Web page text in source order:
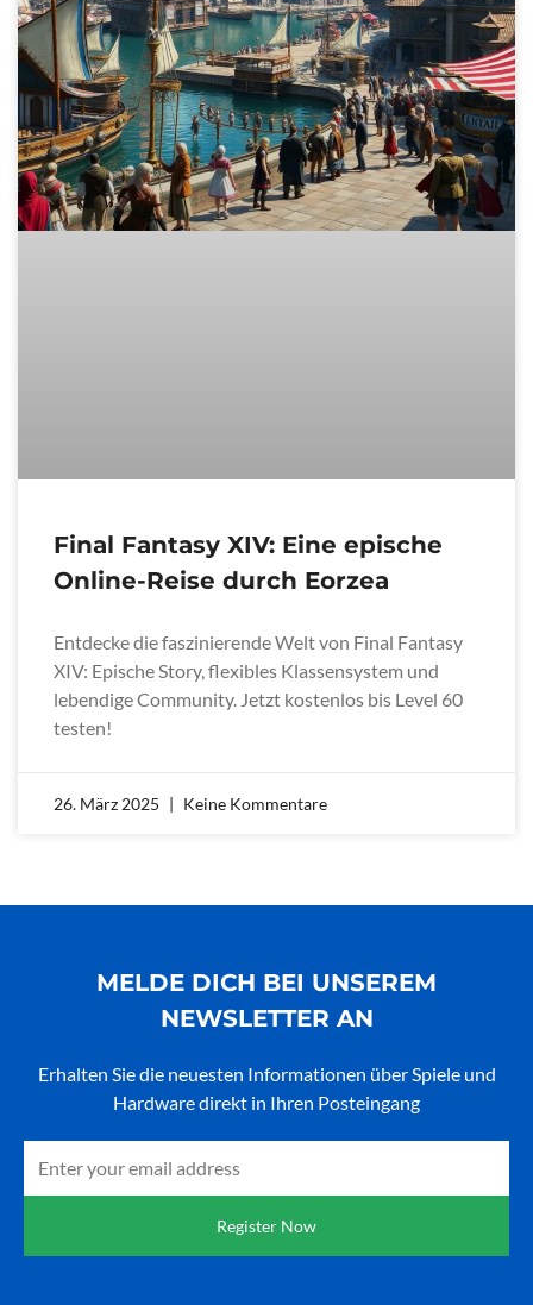
Final Fantasy XIV: Eine epische
Online-Reise durch Eorzea
Entdecke die faszinierende Welt von Final Fantasy
XIV: Epische Story, flexibles Klassensystem und
lebendige Community. Jetzt kostenlos bis Level 60
testen!
26. März 2025 Keine Kommentare
MELDE DICH BEI UNSEREM
NEWSLETTER AN
Erhalten Sie die neuesten Informationen über Spiele und
Hardware direkt in Ihren Posteingang
Register Now